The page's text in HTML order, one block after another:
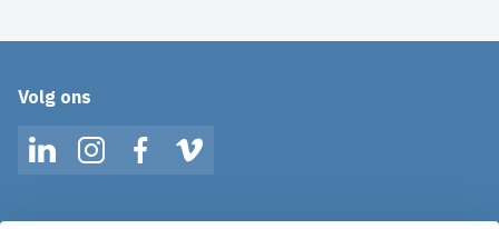
Volg ons
LinkedInInstagramFacebookVimeo